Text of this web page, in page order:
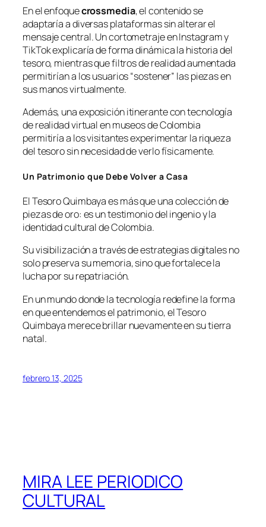
En el enfoquecrossmedia, el contenido se
adaptaría a diversas plataformas sin alterar el
mensaje central. Un cortometraje en Instagram y
TikTok explicaría de forma dinámica la historia del
tesoro, mientras que filtros de realidad aumentada
permitirían a los usuarios “sostener” las piezas en
sus manos virtualmente.
Además, una exposición itinerante con tecnología
de realidad virtual en museos de Colombia
permitiría a los visitantes experimentar la riqueza
del tesoro sin necesidad de verlo físicamente.
Un Patrimonio que Debe Volver a Casa
El Tesoro Quimbaya es más que una colección de
piezas de oro: es un testimonio del ingenio y la
identidad cultural de Colombia.
Su visibilización a través de estrategias digitales no
solo preserva su memoria, sino que fortalece la
lucha por su repatriación.
En un mundo donde la tecnología redefine la forma
en que entendemos el patrimonio, el Tesoro
Quimbaya merece brillar nuevamente en su tierra
natal.
febrero 13, 2025
MIRA LEE PERIODICO
CULTURAL